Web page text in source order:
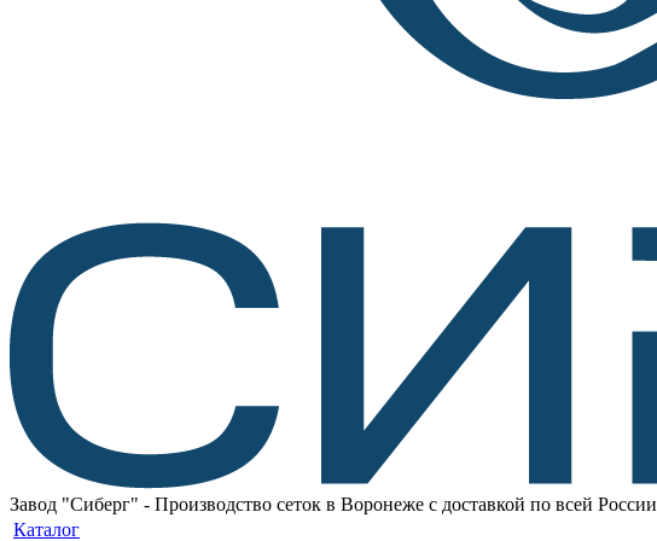
Завод "Сиберг" - Производство сеток в Воронеже с доставкой по всей России
Каталог